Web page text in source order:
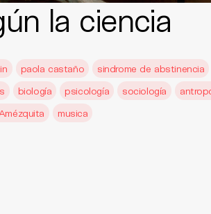
la ciencia
paola castaño
sindrome de abstinencia
biología psicología sociología
musica